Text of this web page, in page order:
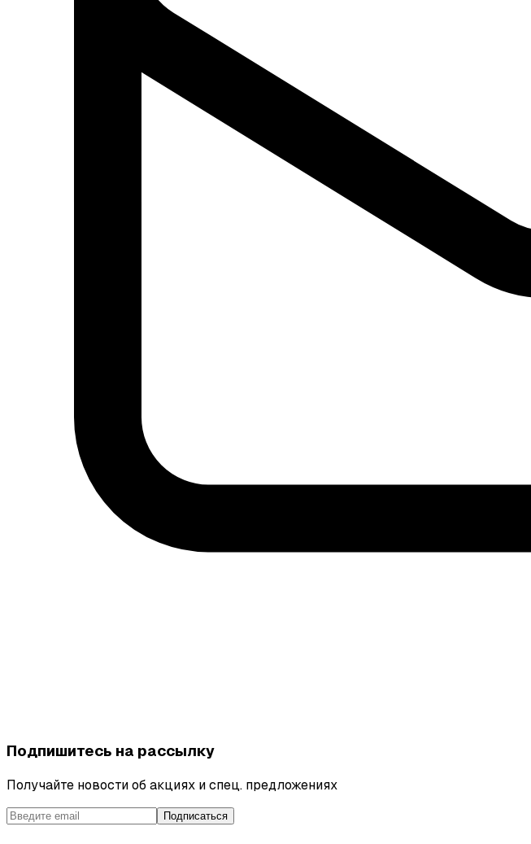
Подпишитесь на рассылку
Получайте новости об акциях и спец. предложениях
Подписаться